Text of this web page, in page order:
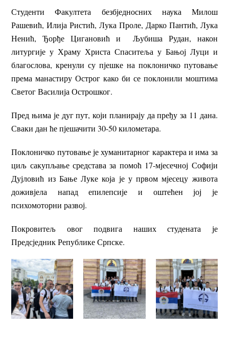
Студенти Факултета безбједносних наука Милош
Рашевић, Илија Ристић, Лука Проле, Дарко Пантић, Лука
Ненић, Ђорђе Цигановић и Љубиша Рудан, након
литургије у Храму Христа Спаситеља у Бањој Луци и
благослова, кренули су пјешке на поклоничко путовање
према манастиру Острог како би се поклонили моштима
Светог Василија Острошког.
Пред њима је дуг пут, који планирају да пређу за 11 дана.
Сваки дан ће пјешачити 30-50 километара.
Поклоничко путовање је хуманитарног карактера и има за
циљ сакупљање средстава за помоћ 17-мјесечној Софији
Дујловић из Бање Луке која је у првом мјесецу живота
доживјела напад епилепсије и оштећен јој је
психомоторни развој.
Покровитељ овог подвига наших студената је
Предсједник Републике Српске.